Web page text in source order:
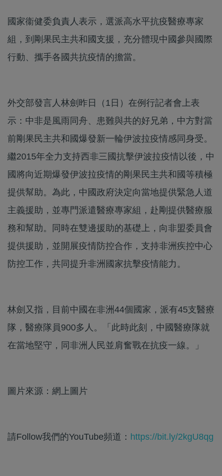
國家衞健委負責人表示，選派高水平抗疫醫療專家
組，到剛果民主共和國支援，充分體現中國參與國際
行動、攜手各國共抗疫情的擔當。
外交部發言人林劍昨日（1日）在例行記者會上表
示：中非是風雨同舟、患難與共的好兄弟，中方對當
前剛果民主共和國爆發新一輪伊波拉疫情感同身受。
繼2015年全力支持西非三國抗擊伊波拉疫情以後，中
國將向近期爆發伊波拉疫情的剛果民主共和國等積極
提供幫助。為此，中國政府決定向當地提供緊急人道
主義援助，並專門派遣醫療專家組，赴剛提供醫療服
務和幫助。同時在雙邊援助的基礎上，向非盟委員會
提供援助，並開展疫情防控合作，支持非洲疾控中心
防控工作，共同提升非洲國家抗擊疫情能力。
林劍又指，目前中國在非洲44個國家，派有45支醫療
隊，醫療隊員900多人。「此時此刻，中國醫療隊就
在當地堅守，同非洲人民並肩奮戰在抗疫一線。」
圖片來源：網上圖片
請Follow我們的YouTube頻道： https://bit.ly/2kgU8qg